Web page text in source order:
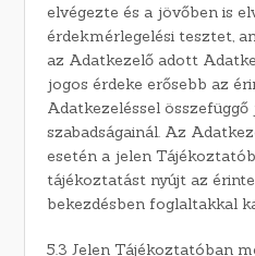
elvégezte és a jövőben is
érdekmérlegelési tesztet,
az Adatkezelő adott
jogos érdeke erősebb az
Adatkezeléssel összefüggő
szabadságainál. Az
esetén a jelen
tájékoztatást nyújt az
bekezdésben foglaltakkal
5.3 Jelen Tájékoztatóban